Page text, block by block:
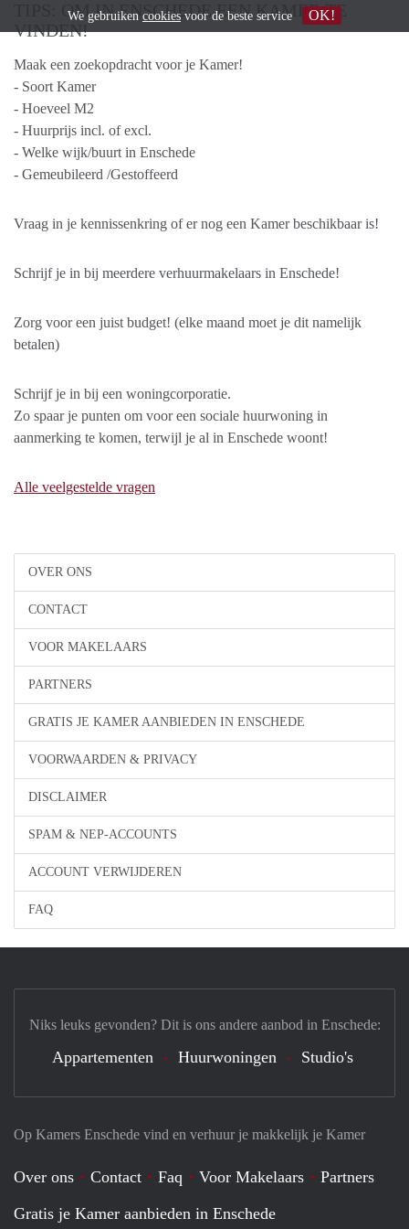
OVER ONS
CONTACT
VOOR MAKELAARS
PARTNERS
GRATIS JE KAMER AANBIEDEN IN ENSCHEDE
VOORWAARDEN & PRIVACY
DISCLAIMER
SPAM & NEP-ACCOUNTS
ACCOUNT VERWIJDEREN
FAQ
TIPS: OM IN ENSCHEDE EEN KAMER TE
VINDEN!
Maak een zoekopdracht voor je Kamer!
- Soort Kamer
- Hoeveel M2
- Huurprijs incl. of excl.
- Welke wijk/buurt in Enschede
- Gemeubileerd /Gestoffeerd
Vraag in je kennissenkring of er nog een Kamer beschikbaar is!
Schrijf je in bij meerdere verhuurmakelaars in Enschede!
Zorg voor een juist budget! (elke maand moet je dit namelijk
betalen)
Schrijf je in bij een woningcorporatie.
Zo spaar je punten om voor een sociale huurwoning in
aanmerking te komen, terwijl je al in Enschede woont!
Alle veelgestelde vragen
Op Kamers Enschede vind en verhuur je makkelijk je Kamer
Over ons Contact Faq Voor Makelaars
Partners
Gratis je Kamer aanbieden in Enschede
Niks leuks gevonden? Dit is ons andere aanbod in Enschede:
Appartementen Huurwoningen Studio's
We gebruiken cookies voor de beste service OK!